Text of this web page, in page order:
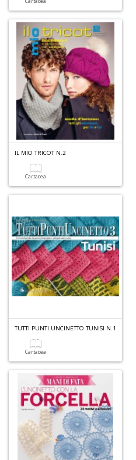
IL MIO TRICOT N.2
Cartacea
TUTTI PUNTI UNCINETTO TUNISI N.1
Cartacea